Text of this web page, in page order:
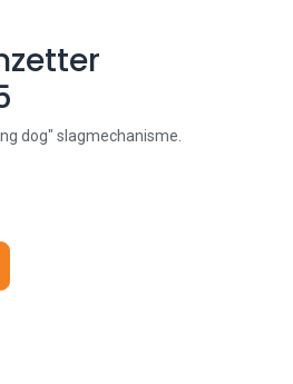
dog" slagmechanisme.